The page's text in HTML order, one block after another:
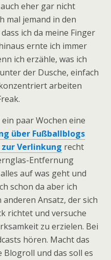
eher gar nicht
mal jemand in den
ich da meine Finger
ernte ich immer
ich erzähle, was ich
der Dusche, einfach
arbeiten
paar Wochen eine
über Fußballblogs
Verlinkung recht
Entfernung
auf was geht und
schon da aber ich
Ansatz, der sich
richtet und versuche
zu erzielen. Bei
hören. Macht das
Blogroll und das soll es